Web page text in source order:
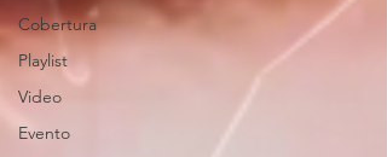
Cobertura
Playlist
Video
Evento